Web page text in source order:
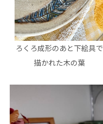
ろくろ成形のあと下絵具で
描かれた木の葉